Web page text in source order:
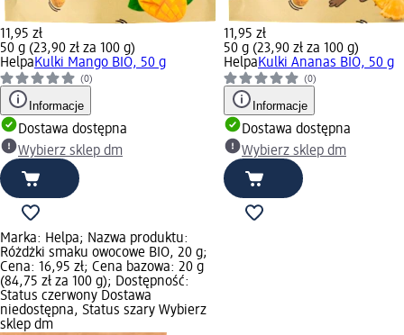
11,95 zł
50 g (23,90 zł za 100 g)
HelpaKulki Mango BIO, 50 g
(0)
Informacje
Dostawa dostępna
Wybierz sklep dm
11,95 zł
50 g (23,90 zł za 100 g)
HelpaKulki Ananas BIO, 50 g
(0)
Informacje
Dostawa dostępna
Wybierz sklep dm
Marka: Helpa; Nazwa produktu:
Różdżki smaku owocowe BIO, 20 g;
Cena: 16,95 zł; Cena bazowa: 20 g
(84,75 zł za 100 g); Dostępność:
Status czerwony Dostawa
niedostępna, Status szary Wybierz
sklep dm